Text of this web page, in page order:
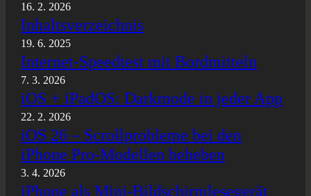
16. 2. 2026
Inhaltsverzeichnis
19. 6. 2025
Internet-Speedtest mit Bordmitteln
7. 3. 2026
iOS + iPadOS: Darkmode in jeder App
22. 2. 2026
iOS 26 – Scrollprobleme bei den
iPhone Pro-Modellen beheben
3. 4. 2026
iPhone als Mini-Bildschirmlesegerät